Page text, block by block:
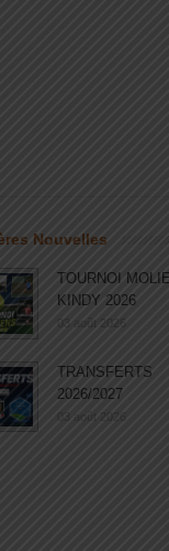
Nouvelles
TOURNOI
KINDY 2026
03 août 2026
TRANSFERTS
2026/2027
03 août 2026